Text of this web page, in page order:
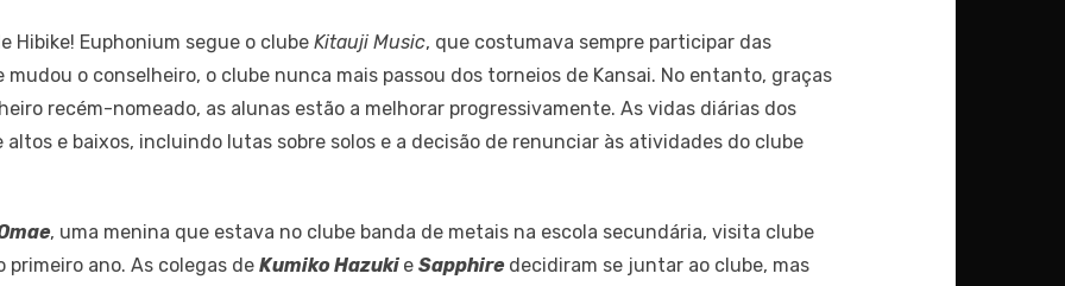
Euphonium segue o clube Kitauji Music, que costumava sempre participar das
o conselheiro, o clube nunca mais passou dos torneios de Kansai. No entanto, graças
recém-nomeado, as alunas estão a melhorar progressivamente. As vidas diárias dos
e baixos, incluindo lutas sobre solos e a decisão de renunciar às atividades do clube
, uma menina que estava no clube banda de metais na escola secundária, visita clube
ano. As colegas de Kumiko Hazuki e Sapphiredecidiram se juntar ao clube, mas